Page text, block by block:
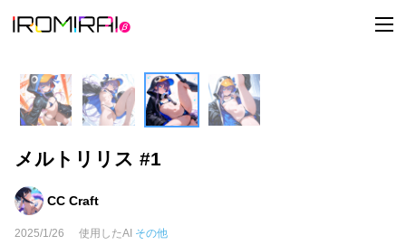
t
o
メルトリリス #1
CC Craft
2025/1/26 使用したAI その他